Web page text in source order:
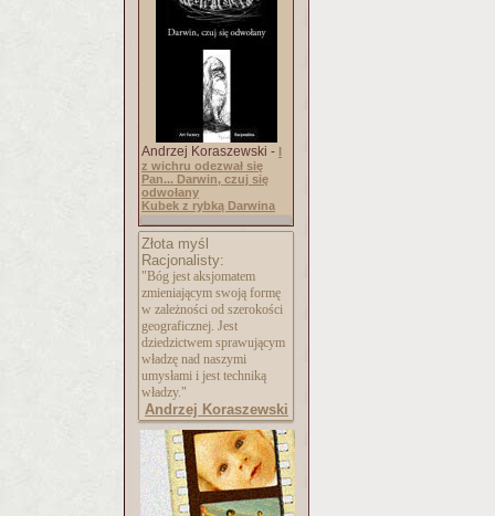
Andrzej Koraszewski - I
z wichru odezwał się
Pan... Darwin, czuj się
odwołany
Kubek z rybką Darwina
Złota myśl
Racjonalisty:
"Bóg jest aksjomatem
zmieniającym swoją formę
w zależności od szerokości
geograficznej. Jest
dziedzictwem sprawującym
władzę nad naszymi
umysłami i jest techniką
władzy."
Andrzej Koraszewski